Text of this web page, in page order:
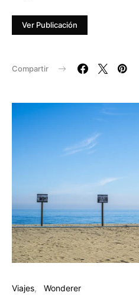
Ver Publicación
Compartir
Viajes Wonderer